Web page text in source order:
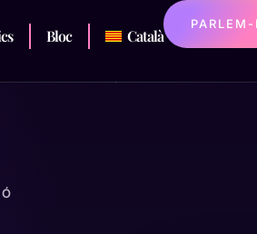
Bloc Català
PARLEM-